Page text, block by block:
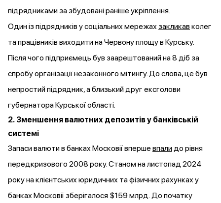
підрядниками за збудовані раніше укріплення.
Один із підрядників у соціальних мережах закликав колег
та працівників виходити на Червону площу в Курську.
Після чого підприємець був заарештований на 8 діб за
спробу організації незаконного мітингу. До слова, це був
непростий підрядник, а близький друг ексголови
губернатора Курської області.
2. Зменшення валютних депозитів у банківській
системі
Запаси валюти в банках Московії вперше впалидо рівня
передкризового 2008 року. Станом на листопад 2024
року на клієнтських юридичних та фізичних рахунках у
банках Московії зберігалося $159 млрд. До початку